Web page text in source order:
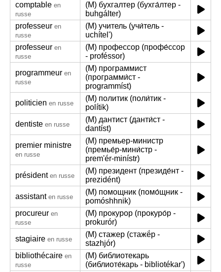
comptable en
russe
(M) бухгалтер (бухга́лтер -
buhgálter)
professeur en
russe
(M) учитель (учи́тель -
uchítel')
professeur en
russe
(M) профессор (профе́ссор
- proféssor)
programmeur en
russe
(M) программист
(программи́ст -
programmíst)
politicien en russe
(M) политик (поли́тик -
polítik)
dentiste en russe
(M) дантист (данти́ст -
dantíst)
premier ministre
en russe
(M) премьер-министр
(премье́р-мини́стр -
prem'ér-minístr)
président en russe
(M) президент (президе́нт -
prezidént)
assistant en russe
(M) помощник (помо́щник -
pomóshhnik)
procureur en
russe
(M) прокурор (прокуро́р -
prokurór)
stagiaire en russe
(M) стажер (стажё́р -
stazhjór)
bibliothécaire en
russe
(M) библиотекарь
(библиоте́карь - bibliotékar')